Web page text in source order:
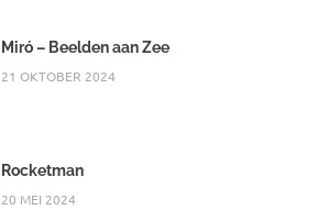
Miró – Beelden aan Zee
21 OKTOBER 2024
Rocketman
20 MEI 2024